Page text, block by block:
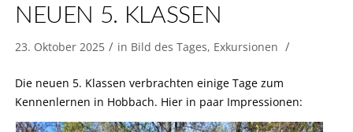
NEUEN 5. KLASSEN
23. Oktober 2025 / in Bild des Tages, Exkursionen /
Die neuen 5. Klassen verbrachten einige Tage zum
Kennenlernen in Hobbach. Hier in paar Impressionen: